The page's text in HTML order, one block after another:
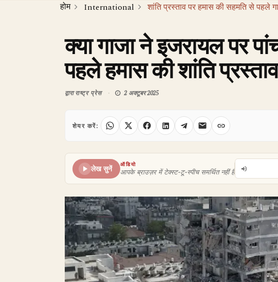
होम International शांति प्रस्ताव पर हमास की सहमति से पहले
क्या गाजा ने इजरायल पर
पहले हमास की शांति
द्वाराराष्ट्र प्रेस 2 अक्टूबर 2025
शेयर करें:
लेख सुनें
ऑडियो
आपके ब्राउज़र में टेक्स्ट-टू-स्पीच समर्थित नहीं है